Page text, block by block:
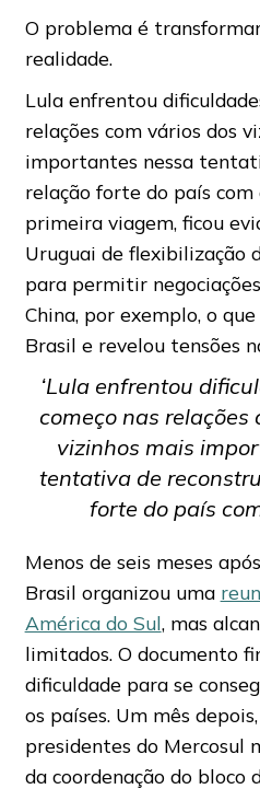
O problema é
realidade.
Lula enfrentou
relações com vários dos
importantes nessa
relação forte do país com
primeira viagem, ficou
Uruguai de flexibilização
para permitir
China, por exemplo, o
Brasil e revelou tensões
‘Lula enfrentou
começo nas relações
vizinhos mais
tentativa de
forte do país
Menos de seis meses
Brasil organizou uma
América do Sul, mas
limitados. O documento
dificuldade para se
os países. Um mês
presidentes do Mercosul
da coordenação do bloco